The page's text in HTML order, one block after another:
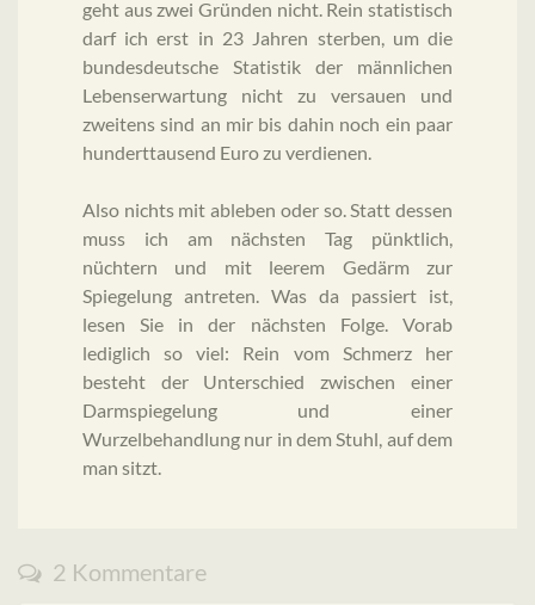
geht aus zwei Gründen nicht. Rein statistisch
darf ich erst in 23 Jahren sterben, um die
bundesdeutsche Statistik der männlichen
Lebenserwartung nicht zu versauen und
zweitens sind an mir bis dahin noch ein paar
hunderttausend Euro zu verdienen.
Also nichts mit ableben oder so. Statt dessen
muss ich am nächsten Tag pünktlich,
nüchtern und mit leerem Gedärm zur
Spiegelung antreten. Was da passiert ist,
lesen Sie in der nächsten Folge. Vorab
lediglich so viel: Rein vom Schmerz her
besteht der Unterschied zwischen einer
Darmspiegelung und einer
Wurzelbehandlung nur in dem Stuhl, auf dem
man sitzt.
2 Kommentare